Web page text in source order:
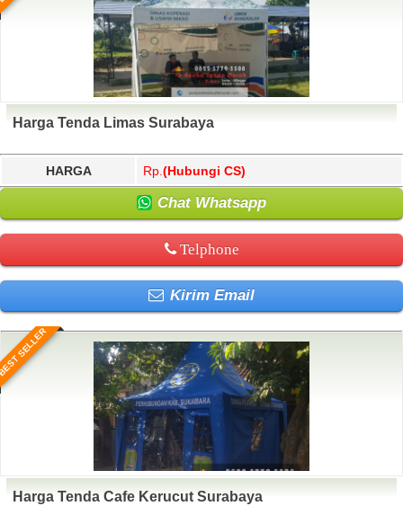
Harga Tenda Limas Surabaya
HARGA Rp. (Hubungi CS)
Chat Whatsapp
Telphone
Kirim Email
SELLER
Harga Tenda Cafe Kerucut Surabaya